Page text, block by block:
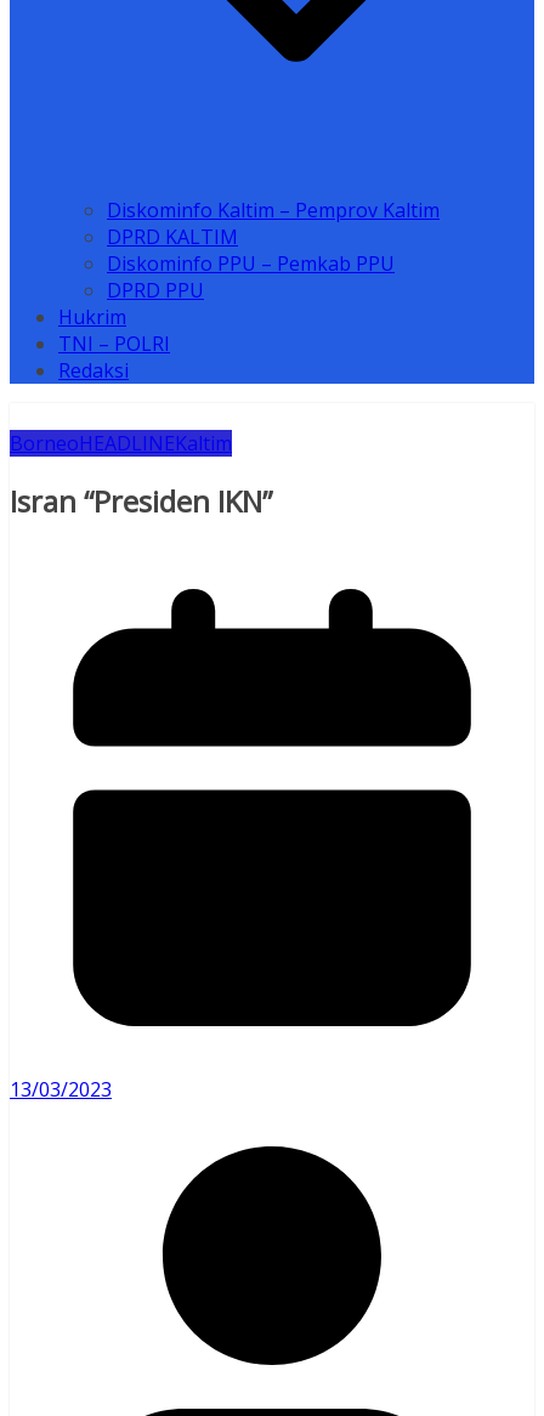
Diskominfo Kaltim – Pemprov Kaltim
DPRD KALTIM
Diskominfo PPU – Pemkab PPU
DPRD PPU
Hukrim
TNI – POLRI
Redaksi
BorneoHEADLINEKaltim
Isran “Presiden IKN”
13/03/2023